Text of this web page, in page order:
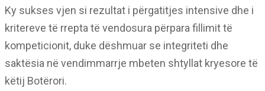
Ky sukses vjen si rezultat i përgatitjes intensive dhe i
kritereve të rrepta të vendosura përpara fillimit të
kompeticionit, duke dëshmuar se integriteti dhe
saktësia në vendimmarrje mbeten shtyllat kryesore të
këtij Botërori.